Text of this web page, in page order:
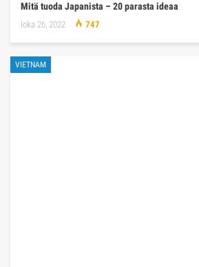
Mitä tuoda Japanista – 20 parasta ideaa
loka 26, 2022 747
VIETNAM